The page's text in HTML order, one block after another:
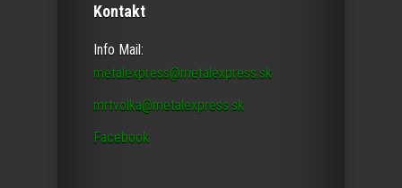
Kontakt
Info Mail:
metalexpress@metalexpress.sk
mrtvolka@metalexpress.sk
Facebook